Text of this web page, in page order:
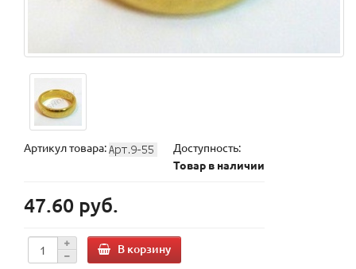
Артикул товара:
Доступность:
Товар в наличии
47.60 руб.
В корзину